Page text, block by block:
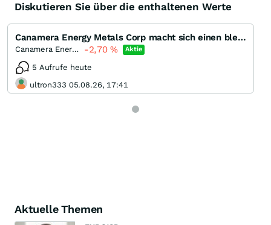
Diskutieren Sie über die enthaltenen Werte
Canamera Energy Metals Corp macht sich einen bleibenden Eindruck?
Canamera Energy Metals -2,70% Aktie
5 Aufrufe heute
ultron333 05.08.26, 17:41
Aktuelle Themen